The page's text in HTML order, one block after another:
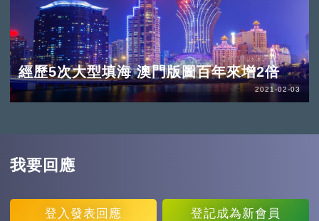
經歷5次大型填海 澳門版圖百年來增2倍
2021-02-03
我要回應
登入 發表回應 登記成為新會員